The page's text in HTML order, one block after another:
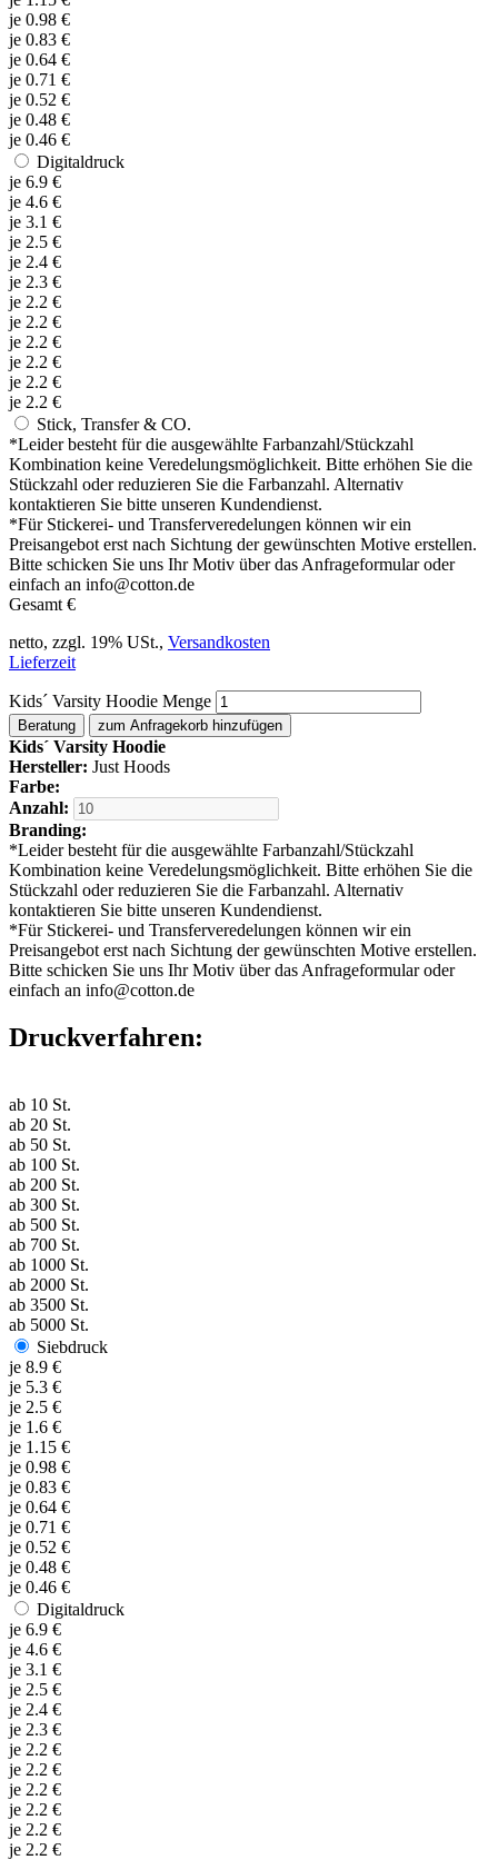
je 0.98 €
je 0.83 €
je 0.64 €
je 0.71 €
je 0.52 €
je 0.48 €
je 0.46 €
Digitaldruck
je 6.9 €
je 4.6 €
je 3.1 €
je 2.5 €
je 2.4 €
je 2.3 €
je 2.2 €
je 2.2 €
je 2.2 €
je 2.2 €
je 2.2 €
je 2.2 €
Stick, Transfer & CO.
*Leider besteht für die ausgewählte Farbanzahl/Stückzahl
Kombination keine Veredelungsmöglichkeit. Bitte erhöhen Sie die
Stückzahl oder reduzieren Sie die Farbanzahl. Alternativ
kontaktieren Sie bitte unseren Kundendienst.
*Für Stickerei- und Transferveredelungen können wir ein
Preisangebot erst nach Sichtung der gewünschten Motive erstellen.
Bitte schicken Sie uns Ihr Motiv über das Anfrageformular oder
einfach an info@cotton.de
Gesamt €
netto, zzgl. 19% USt., Versandkosten
Lieferzeit
Kids´ Varsity Hoodie Menge
Beratung zum Anfragekorb hinzufügen
Kids´ Varsity Hoodie
Hersteller: Just Hoods
Farbe:
Anzahl:
Branding:
*Leider besteht für die ausgewählte Farbanzahl/Stückzahl
Kombination keine Veredelungsmöglichkeit. Bitte erhöhen Sie die
Stückzahl oder reduzieren Sie die Farbanzahl. Alternativ
kontaktieren Sie bitte unseren Kundendienst.
*Für Stickerei- und Transferveredelungen können wir ein
Preisangebot erst nach Sichtung der gewünschten Motive erstellen.
Bitte schicken Sie uns Ihr Motiv über das Anfrageformular oder
einfach an info@cotton.de
Druckverfahren:
ab 10 St.
ab 20 St.
ab 50 St.
ab 100 St.
ab 200 St.
ab 300 St.
ab 500 St.
ab 700 St.
ab 1000 St.
ab 2000 St.
ab 3500 St.
ab 5000 St.
Siebdruck
je 8.9 €
je 5.3 €
je 2.5 €
je 1.6 €
je 1.15 €
je 0.98 €
je 0.83 €
je 0.64 €
je 0.71 €
je 0.52 €
je 0.48 €
je 0.46 €
Digitaldruck
je 6.9 €
je 4.6 €
je 3.1 €
je 2.5 €
je 2.4 €
je 2.3 €
je 2.2 €
je 2.2 €
je 2.2 €
je 2.2 €
je 2.2 €
je 2.2 €